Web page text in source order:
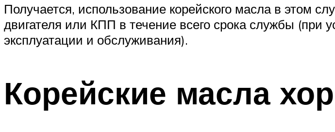
Получается, использование корейского масла в этом
двигателя или КПП в течение всего срока службы (при
эксплуатации и обслуживания).
Корейские масла